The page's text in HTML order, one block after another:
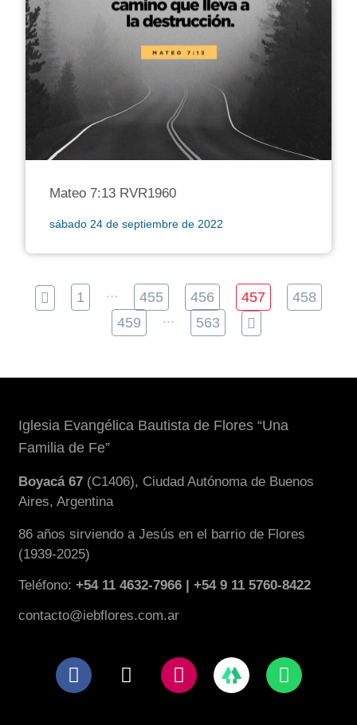
Mateo 7:13 RVR1960
sábado 24 de septiembre de 2022
1 ... 455 456 457
458
459
... 563
Iglesia Evangélica Bautista de Flores “Una
Familia de Fe”
Boyacá 67 (C1406), Ciudad Autónoma de Buenos
Aires, Argentina
86 años sirviendo a Jesús en el barrio de Flores
(1939-2025)
Teléfono:+54 11 4632-7966 | +54 9 11 5760-8422
contacto@iebflores.com.ar
F
a
X
-
I
n
W
h